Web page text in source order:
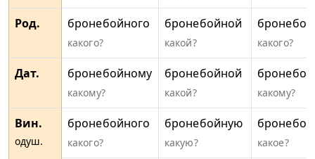
Род. бронебойного
какого?
бронебойной
какой? какого?
Дат. бронебойному
какому?
бронебойной
какой? какому?
Вин.
одуш.
бронебойного
какого?
бронебойную
какую? какое?